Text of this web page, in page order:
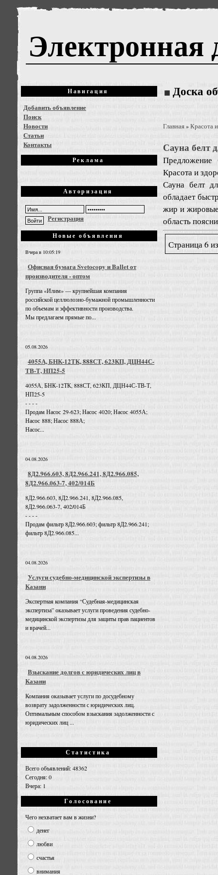
Электронная
Навигация
Добавить объявление
Поиск
Новости
Статьи
Контакты
Реклама
Авторизация
Регистрация
Новые объявления
Вчера в 10:05:19
Офисная бумага Svetocopy и Ballet от
производителя - оптом
Группа «Илим» — крупнейшая компания
российской целлюлозно-бумажной промышленности
по объемам и эффективности производства.
Мы предлагаем прямые по...
05.08.2026
4055А, БНК-12ТК, 888СТ, 623КП, ДЦН44С-
ТВ-Т, НП25-5
4055А, БНК-12ТК, 888СТ, 623КП, ДЦН44С-ТВ-Т,
НП25-5
- - - -
Продам Насос 29-623; Насос 4020; Насос 4055А;
Насос 888; Насос 888А;
Насос...
04.08.2026
8Д2.966.603, 8Д2.966.241, 8Д2.966.085,
8Д2.966.063-7, 402/014Б
8Д2.966.603, 8Д2.966.241, 8Д2.966.085,
8Д2.966.063-7, 402/014Б
- - - -
Продам фильтр 8Д2.966.603; фильтр 8Д2.966.241;
фильтр 8Д2.966.085...
04.08.2026
Услуги судебно-медицинской экспертизы в
Казани
Экспертная компания “Судебная-медицинская
экспертиза” оказывает услуги проведения судебно-
медицинской экспертизы для защиты прав пациентов
и врачей...
04.08.2026
Взыскание долгов с юридических лиц в
Казани
Компания оказывает услуги по досудебному
возврату задолженности с юридических лиц.
Оптимальным способом взыскания задолженности с
юридических лиц ...
Статистика
Всего объявлений: 48362
Сегодня: 0
Вчера: 1
Голосование
Чего нехватает вам в жизни?
денег
любви
счастья
внимания
Доска
Главная»Красота
Сауна белт
Предложение
Красота и
Сауна белт
обладает
жир и
область
Страница 6